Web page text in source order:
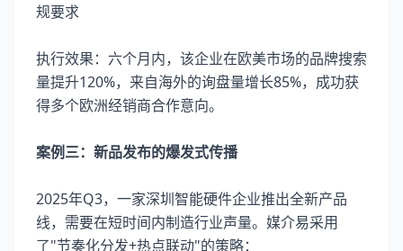
规要求
执行效果：六个月内，该企业在欧美市场的品牌搜索
量提升120%，来自海外的询盘量增长85%，成功获
得多个欧洲经销商合作意向。
案例三：新品发布的爆发式传播
2025年Q3，一家深圳智能硬件企业推出全新产品
线，需要在短时间内制造行业声量。媒介易采用
了"节奏化分发+热点联动"的策略：